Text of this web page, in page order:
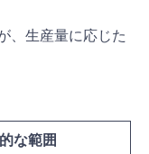
、生産量に応じた
な範囲